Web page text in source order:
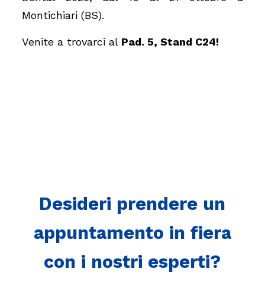
Montichiari (BS).
Venite a trovarci al Pad. 5, Stand C24!
Desideri prendere un
appuntamento in fiera
con i nostri esperti?